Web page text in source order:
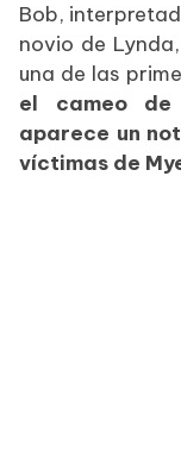
Bob,
novio de
una de las
el cameo de
aparece un
víctimas de